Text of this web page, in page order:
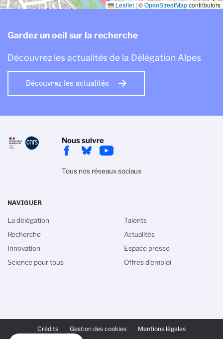
Leaflet | ©OpenStreetMapcontributors
Gardez un oeil sur la recherche
Découvrez les actualités de la Délégation Alpes
Découvrez les actualités
Nous suivre
Tous nos réseaux sociaux
PAGE
Crédits Gestion des cookies Mentions légales
NAVIGUER
La délégation
Recherche
Innovation
Science pour tous
Talents
Actualités
Espace presse
Offres d'emploi